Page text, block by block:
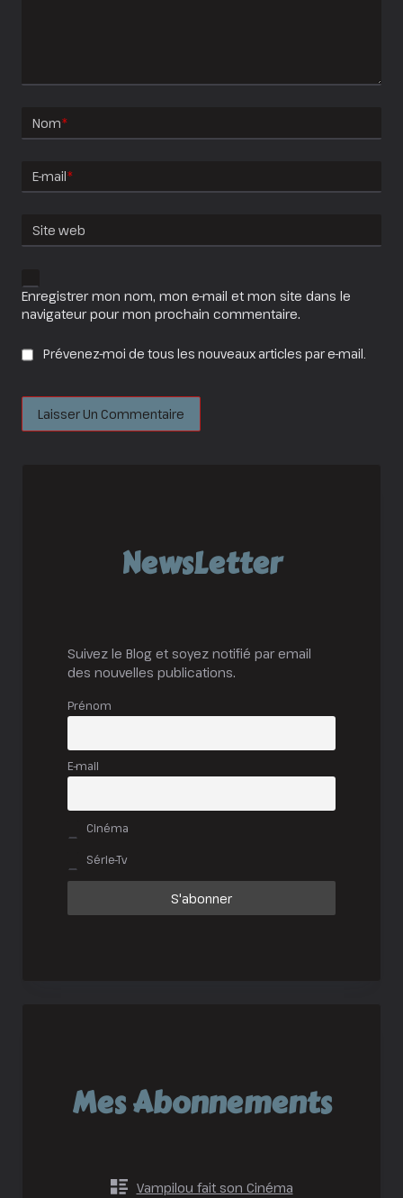
Nom*
E-mail*
Site web
Enregistrer mon nom, mon e-mail et mon site dans le
navigateur pour mon prochain commentaire.
Prévenez-moi de tous les nouveaux articles par e-mail.
NewsLetter
Suivez le Blog et soyez notifié par email
des nouvelles publications.
Prénom
E-mail
Cinéma
Série-Tv
Mes Abonnements
Vampilou fait son Cinéma